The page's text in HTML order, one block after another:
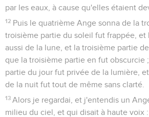
par les eaux, à cause qu'elles étaient
12 Puis le quatrième Ange sonna de la
troisième partie du soleil fut frappée, et
aussi de la lune, et la troisième partie
que la troisième partie en fut obscurcie
partie du jour fut privée de la lumière,
de la nuit fut tout de même sans clarté.
13 Alors je regardai, et j'entendis un
milieu du ciel, et qui disait à haute voix